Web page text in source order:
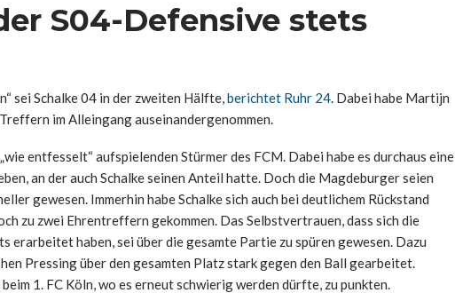
S04-Defensive stets
sei Schalke 04 in der zweiten Hälfte,berichtet Ruhr 24. Dabei habe Martijn
im Alleingang auseinandergenommen.
entfesselt“ aufspielenden Stürmer des FCM. Dabei habe es durchaus eine
an der auch Schalke seinen Anteil hatte. Doch die Magdeburger seien
gewesen. Immerhin habe Schalke sich auch bei deutlichem Rückstand
zu zwei Ehrentreffern gekommen. Das Selbstvertrauen, dass sich die
erarbeitet haben, sei über die gesamte Partie zu spüren gewesen. Dazu
Pressing über den gesamten Platz stark gegen den Ball gearbeitet.
1. FC Köln, wo es erneut schwierig werden dürfte, zu punkten.